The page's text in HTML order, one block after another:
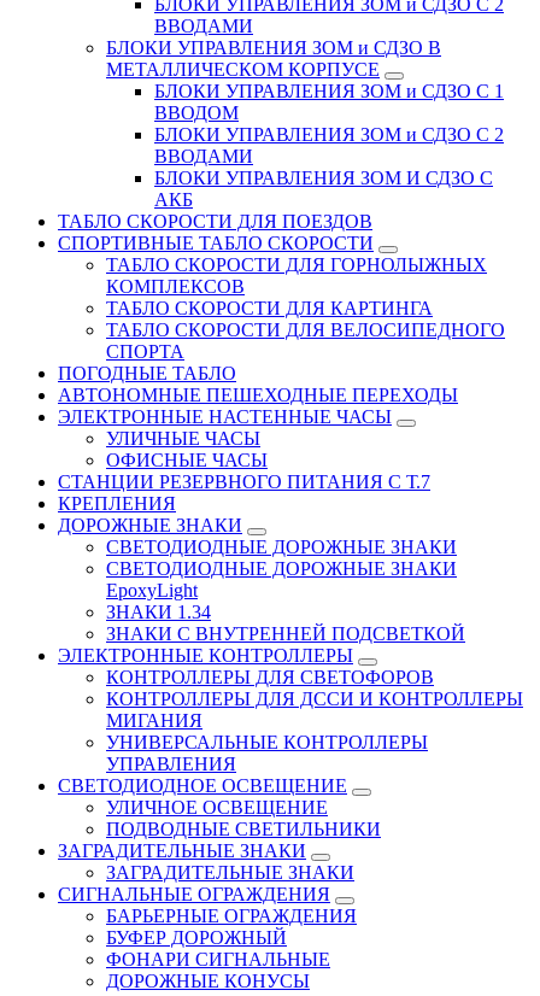
ВВОДАМИ
БЛОКИ УПРАВЛЕНИЯ ЗОМ и СДЗО В
МЕТАЛЛИЧЕСКОМ КОРПУСЕ
БЛОКИ УПРАВЛЕНИЯ ЗОМ и СДЗО С 1
ВВОДОМ
БЛОКИ УПРАВЛЕНИЯ ЗОМ и СДЗО С 2
ВВОДАМИ
БЛОКИ УПРАВЛЕНИЯ ЗОМ И СДЗО С
АКБ
ТАБЛО СКОРОСТИ ДЛЯ ПОЕЗДОВ
СПОРТИВНЫЕ ТАБЛО СКОРОСТИ
ТАБЛО СКОРОСТИ ДЛЯ ГОРНОЛЫЖНЫХ
КОМПЛЕКСОВ
ТАБЛО СКОРОСТИ ДЛЯ КАРТИНГА
ТАБЛО СКОРОСТИ ДЛЯ ВЕЛОСИПЕДНОГО
СПОРТА
ПОГОДНЫЕ ТАБЛО
АВТОНОМНЫЕ ПЕШЕХОДНЫЕ ПЕРЕХОДЫ
ЭЛЕКТРОННЫЕ НАСТЕННЫЕ ЧАСЫ
УЛИЧНЫЕ ЧАСЫ
ОФИСНЫЕ ЧАСЫ
СТАНЦИИ РЕЗЕРВНОГО ПИТАНИЯ С Т.7
КРЕПЛЕНИЯ
ДОРОЖНЫЕ ЗНАКИ
СВЕТОДИОДНЫЕ ДОРОЖНЫЕ ЗНАКИ
СВЕТОДИОДНЫЕ ДОРОЖНЫЕ ЗНАКИ
EpoxyLight
ЗНАКИ 1.34
ЗНАКИ С ВНУТРЕННЕЙ ПОДСВЕТКОЙ
ЭЛЕКТРОННЫЕ КОНТРОЛЛЕРЫ
КОНТРОЛЛЕРЫ ДЛЯ СВЕТОФОРОВ
КОНТРОЛЛЕРЫ ДЛЯ ДССИ И КОНТРОЛЛЕРЫ
МИГАНИЯ
УНИВЕРСАЛЬНЫЕ КОНТРОЛЛЕРЫ
УПРАВЛЕНИЯ
СВЕТОДИОДНОЕ ОСВЕЩЕНИЕ
УЛИЧНОЕ ОСВЕЩЕНИЕ
ПОДВОДНЫЕ СВЕТИЛЬНИКИ
ЗАГРАДИТЕЛЬНЫЕ ЗНАКИ
ЗАГРАДИТЕЛЬНЫЕ ЗНАКИ
СИГНАЛЬНЫЕ ОГРАЖДЕНИЯ
БАРЬЕРНЫЕ ОГРАЖДЕНИЯ
БУФЕР ДОРОЖНЫЙ
ФОНАРИ СИГНАЛЬНЫЕ
ДОРОЖНЫЕ КОНУСЫ